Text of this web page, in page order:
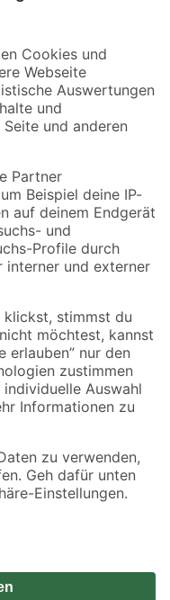
mehr verpassen!
Angebote sind unter
Verfügbarkeiten beziehen
mit Speditionsversand, hier